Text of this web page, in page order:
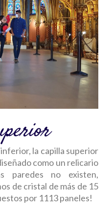
la capilla superior
como un relicario
paredes no existen,
de cristal de más de 15
por 1113 paneles!